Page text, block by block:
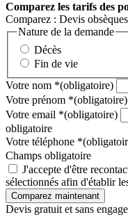
Comparez les tarifs des
Comparez : Devis
Nature de la demande
Décès
Fin de vie
Votre nom *(obligatoire)
Votre prénom *(obligatoire)
Votre email *(obligatoire)
obligatoire
Votre téléphone *
Champs obligatoire
J'accepte d'être
sélectionnés afin d'établir
Devis gratuit et sans